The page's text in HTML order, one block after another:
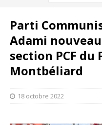
Parti
Adami
section PCF du
Montbéliard
18 octobre 2022